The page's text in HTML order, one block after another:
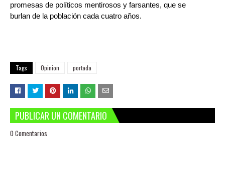
promesas de políticos mentirosos y farsantes, que se
burlan de la población cada cuatro años.
Tags Opinion portada
PUBLICAR UN COMENTARIO
0 Comentarios